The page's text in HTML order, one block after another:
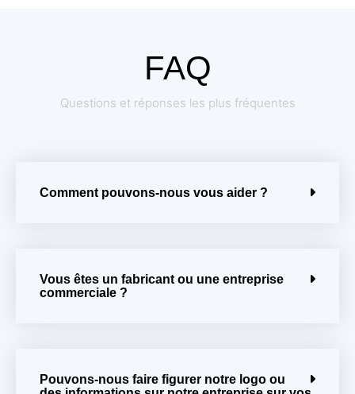
FAQ
Questions et réponses les plus fréquentes
Comment pouvons-nous vous aider ?
Vous êtes un fabricant ou une entreprise
commerciale ?
Pouvons-nous faire figurer notre logo ou